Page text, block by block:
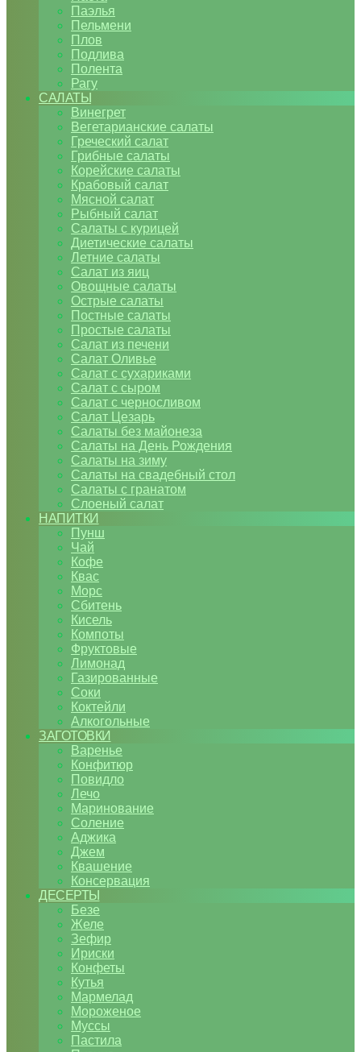
Паэлья
Пельмени
Плов
Подлива
Полента
Рагу
САЛАТЫ
Винегрет
Вегетарианские салаты
Греческий салат
Грибные салаты
Корейские салаты
Крабовый салат
Мясной салат
Рыбный салат
Салаты с курицей
Диетические салаты
Летние салаты
Салат из яиц
Овощные салаты
Острые салаты
Постные салаты
Простые салаты
Салат из печени
Салат Оливье
Салат с сухариками
Салат с сыром
Салат с черносливом
Салат Цезарь
Салаты без майонеза
Салаты на День Рождения
Салаты на зиму
Салаты на свадебный стол
Салаты с гранатом
Слоеный салат
НАПИТКИ
Пунш
Чай
Кофе
Квас
Морс
Сбитень
Кисель
Компоты
Фруктовые
Лимонад
Газированные
Соки
Коктейли
Алкогольные
ЗАГОТОВКИ
Варенье
Конфитюр
Повидло
Лечо
Маринование
Соление
Аджика
Джем
Квашение
Консервация
ДЕСЕРТЫ
Безе
Желе
Зефир
Ириски
Конфеты
Кутья
Мармелад
Мороженое
Муссы
Пастила